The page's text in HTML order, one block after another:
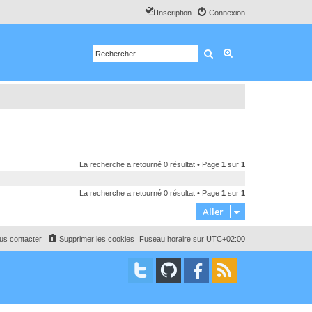
Connexion
Inscription
Rechercher
La recherche a retourné 0 résultat • Page 1 sur 1
La recherche a retourné 0 résultat • Page 1 sur 1
Aller
Fuseau horaire sur UTC+02:00
Supprimer les cookies
contacter